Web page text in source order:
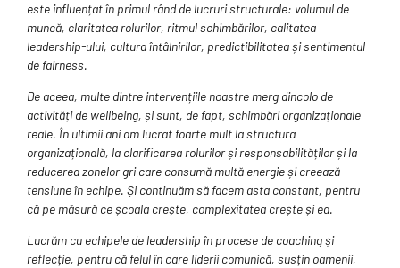
este influențat în primul rând de lucruri structurale: volumul de
muncă, claritatea rolurilor, ritmul schimbărilor, calitatea
leadership-ului, cultura întâlnirilor, predictibilitatea și sentimentul
de fairness.
De aceea, multe dintre intervențiile noastre merg dincolo de
activități de wellbeing, și sunt, de fapt, schimbări organizaționale
reale. În ultimii ani am lucrat foarte mult la structura
organizațională, la clarificarea rolurilor și responsabilităților și la
reducerea zonelor gri care consumă multă energie și creează
tensiune în echipe. Și continuăm să facem asta constant, pentru
că pe măsură ce școala crește, complexitatea crește și ea.
Lucrăm cu echipele de leadership în procese de coaching și
reflecție, pentru că felul în care liderii comunică, susțin oamenii,